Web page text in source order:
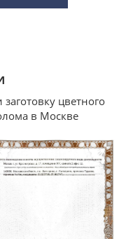
цветного
в Москве